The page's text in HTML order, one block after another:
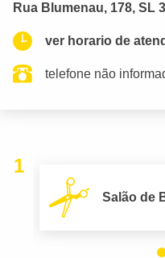
Rua Blumenau, 178, SL
ver horario de
telefone não
1
Salão de